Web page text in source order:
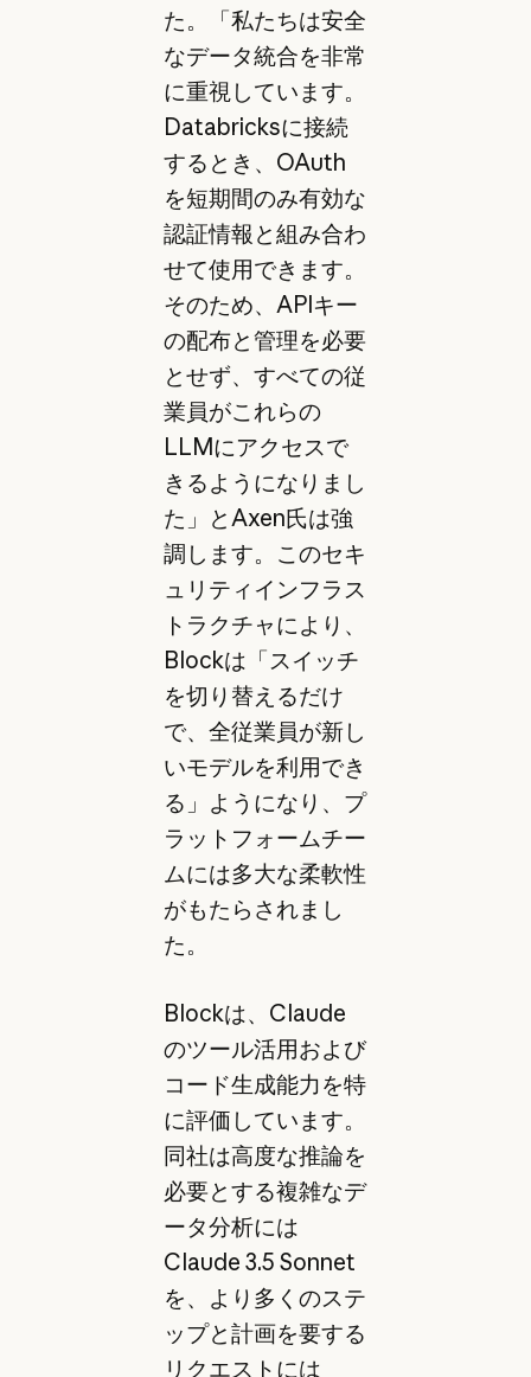
た。「私たちは安全
なデータ統合を非常
に重視しています。
Databricksに接続
するとき、OAuth
を短期間のみ有効な
認証情報と組み合わ
せて使用できます。
そのため、APIキー
の配布と管理を必要
とせず、すべての従
業員がこれらの
LLMにアクセスで
きるようになりまし
た」とAxen氏は強
調します。このセキ
ュリティインフラス
トラクチャにより、
Blockは「スイッチ
を切り替えるだけ
で、全従業員が新し
いモデルを利用でき
る」ようになり、プ
ラットフォームチー
ムには多大な柔軟性
がもたらされまし
た。
Blockは、Claude
のツール活用および
コード生成能力を特
に評価しています。
同社は高度な推論を
必要とする複雑なデ
ータ分析には
Claude 3.5 Sonnet
を、より多くのステ
ップと計画を要する
リクエストには